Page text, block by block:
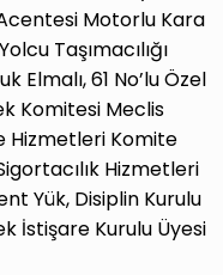
Motorlu Kara
Taşımacılığı
Elmalı, 61 No’lu Özel
Komitesi Meclis
Hizmetleri Komite
Hizmetleri
Yük, Disiplin Kurulu
İstişare Kurulu Üyesi